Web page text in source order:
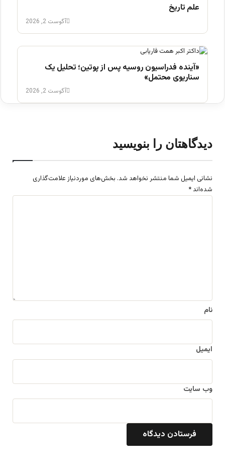
علم تاریخ
آگوست 2, 2026
«آینده فدراسیون روسیه پس از پوتین؛ تحلیل یک
سناریوی محتمل»
آگوست 2, 2026
دیدگاهتان را بنویسید
نشانی ایمیل شما منتشر نخواهد شد. بخش‌های موردنیاز علامت‌گذاری
شده‌اند *
نام
ایمیل
وب‌ سایت